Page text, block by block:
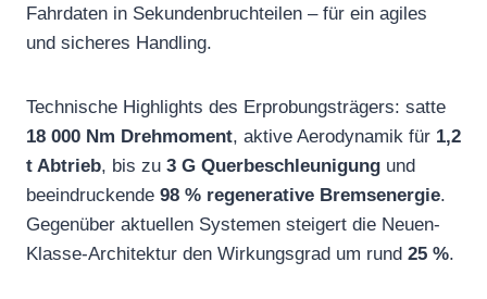
Fahrdaten in Sekundenbruchteilen – für ein agiles
und sicheres Handling.
Technische Highlights des Erprobungsträgers: satte
18 000 Nm Drehmoment, aktive Aerodynamik für 1,2
t Abtrieb, bis zu 3 G Querbeschleunigung und
beeindruckende 98 % regenerative Bremsenergie.
Gegenüber aktuellen Systemen steigert die Neuen-
Klasse-Architektur den Wirkungsgrad um rund 25 %.